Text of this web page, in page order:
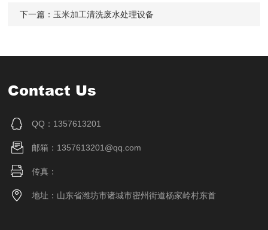
下一篇： 玉米加工清洗废水处理设备
Contact Us
QQ：1357613201
邮箱：1357613201@qq.com
传真：
地址：山东省潍坊市诸城市密州街道杨家岭村东首